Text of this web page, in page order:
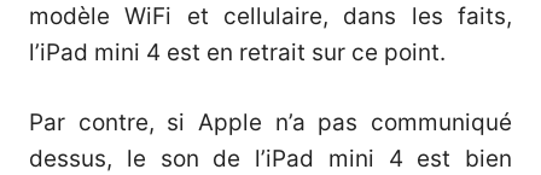
modèle WiFi et cellulaire, dans les faits,
l’iPad mini 4 est en retrait sur ce point.
Par contre, si Apple n’a pas communiqué
dessus, le son de l’iPad mini 4 est bien